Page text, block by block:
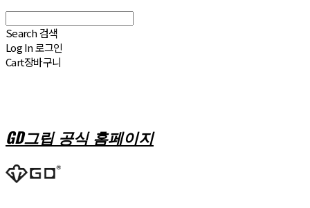
Search 검색
Log In로그인
Cart장바구니
GD그립 공식 홈페이지